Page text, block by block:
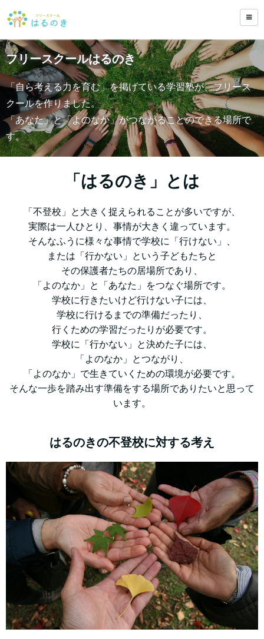
フリースクールはるのき
「自ら考える力を育む」を掲げている学習塾が、フリース
クールを作りました。
「あなた」と「よのなか」がつながることのできる場所で
す。
「はるのき」とは
「不登校」と大きく捉えられることが多いですが、
実際は一人ひとり、事情が大きく違っています。
そんなふうに様々な事情で学校に「行けない」、
または「行かない」という子どもたちと
その保護者たちの居場所であり、
「よのなか」と「あなた」をつなぐ場所です。
学校に行きたいけど行けない子には、
学校に行けるまでの準備だったり、
行くための学習だったりが必要です。
学校に「行かない」と決めた子には、
「よのなか」とつながり、
「よのなか」で生きていくための環境が必要です。
そんな一歩を踏み出す準備をする場所でありたいと思って
います。
はるのきの不登校に対する考え